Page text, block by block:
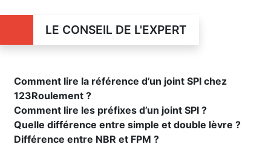
LE CONSEIL DE L'EXPERT
Comment lire la référence d’un joint SPI chez
123Roulement ?
Comment lire les préfixes d’un joint SPI ?
Quelle différence entre simple et double lèvre ?
Différence entre NBR et FPM ?